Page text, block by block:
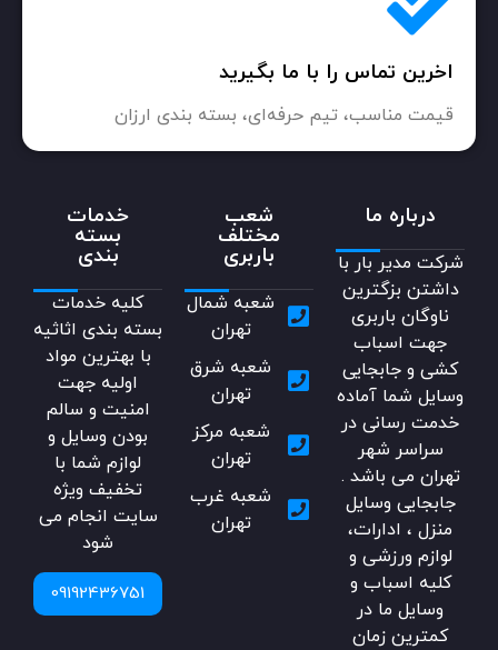
اخرین تماس را با ما بگیرید
قیمت مناسب، تیم حرفه‌ای، بسته بندی ارزان
درباره ما
شرکت مدیر بار با
داشتن بزگترین
ناوگان باربری
جهت اسباب
کشی و جابجایی
وسایل شما آماده
خدمت رسانی در
سراسر شهر
تهران می باشد .
جابجایی وسایل
منزل ، ادارات،
لوازم ورزشی و
کلیه اسباب و
وسایل ما در
کمترین زمان
شعب
مختلف
باربری
شعبه شمال
تهران
شعبه شرق
تهران
شعبه مرکز
تهران
شعبه غرب
تهران
خدمات
بسته
بندی
کلیه خدمات
بسته بندی اثاثیه
با بهترین مواد
اولیه جهت
امنیت و سالم
بودن وسایل و
لوازم شما با
تخفیف ویژه
سایت انجام می
شود
09192436751